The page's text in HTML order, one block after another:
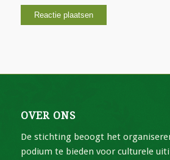
OVER ONS
De stichting beoogt het
podium te bieden voor culturele